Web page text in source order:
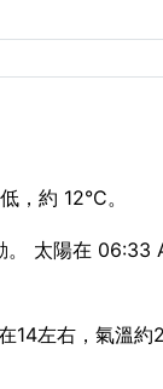
，約 12°C。
太陽在 06:33
左右，氣溫